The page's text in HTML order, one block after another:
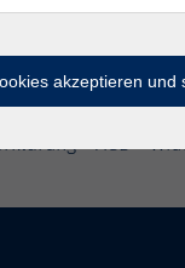
akzeptieren und